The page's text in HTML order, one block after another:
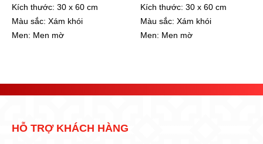
Kích thước: 30 x 60 cm
Màu sắc: Xám khói
Men: Men mờ
Kích thước: 60 x 60 cm
Màu sắc: Kem
Men: Men bóng
HỖ TRỢ KHÁCH HÀNG